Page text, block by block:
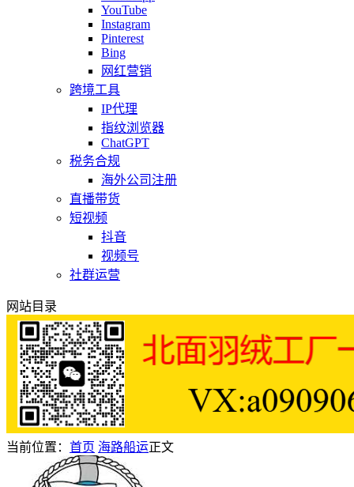
YouTube
Instagram
Pinterest
Bing
网红营销
跨境工具
IP代理
指纹浏览器
ChatGPT
税务合规
海外公司注册
直播带货
短视频
抖音
视频号
社群运营
网站目录
当前位置： 首页 海路船运正文